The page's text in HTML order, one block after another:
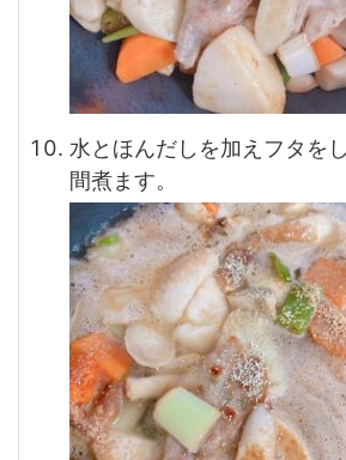
水とほんだしを加えフタを
間煮ます。